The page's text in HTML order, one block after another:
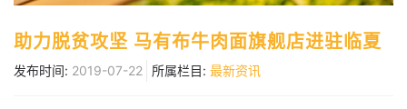
助力脱贫攻坚 马有布牛肉面旗舰店进驻临夏
发布时间: 2019-07-22 所属栏目: 最新资讯